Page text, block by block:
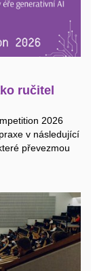
ručitel
2026
v následující
převezmou